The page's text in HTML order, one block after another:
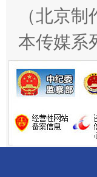
（北京制
本传媒系